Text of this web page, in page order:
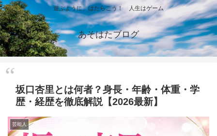
遊ぶように、はたらこう！ 人生はゲーム
あそはたブログ
坂口杏里とは何者？身長・年齢・体重・学
歴・経歴を徹底解説【2026最新】
芸能人